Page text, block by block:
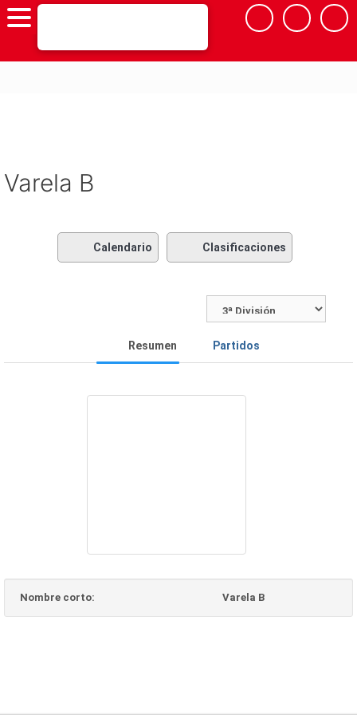
Saltar
al
contenido
Varela B
Calendario Clasificaciones
Resumen Partidos
Nombre corto: Varela B